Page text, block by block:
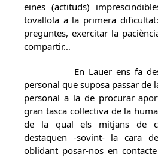
eines (actituds)
tovallola a la primera
preguntes, exercitar la
compartir…
En Lauer ens fa
personal que suposa passar de
personal a la de procurar
gran tasca col·lectiva de la
de la qual els mitjans de
destaquen -sovint- la cara
oblidant posar-nos en